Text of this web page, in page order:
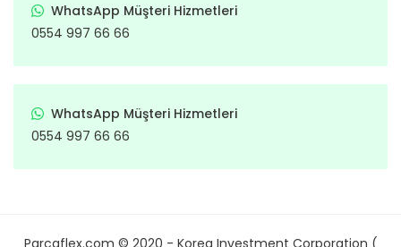
WhatsApp Müşteri Hizmetleri
0554 997 66 66
WhatsApp Müşteri Hizmetleri
0554 997 66 66
Parcaflex.com © 2020 - Korea Investment Corporation (